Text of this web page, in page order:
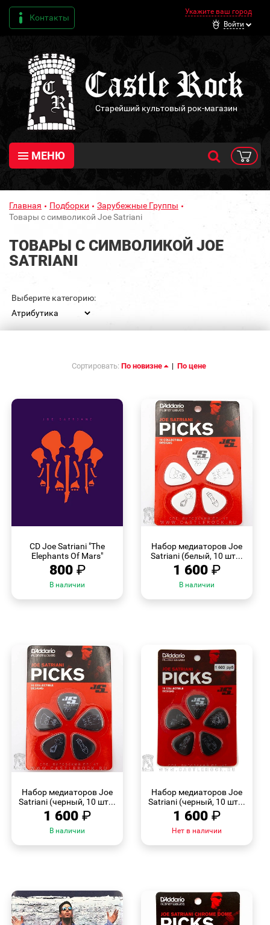
Контакты
Укажите ваш город
Войти
Старейший культовый рок-магазин
МЕНЮ
Главная Подборки
Зарубежные Группы
Товары с символикой Joe Satriani
ТОВАРЫ С СИМВОЛИКОЙ JOE
SATRIANI
Выберите категорию:
Сортировать: По новизне | По цене
CD Joe Satriani "The
Elephants Of Mars"
800 ₽
В наличии
Набор медиаторов Joe
Satriani (белый, 10 шт...
1 600 ₽
В наличии
Набор медиаторов Joe
Satriani (черный, 10 шт...
1 600 ₽
В наличии
Набор медиаторов Joe
Satriani (черный, 10 шт...
1 600 ₽
Нет в наличии